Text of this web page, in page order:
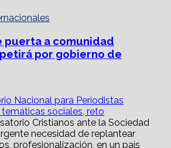
puerta a comunidad
por gobierno de
Nacional para Periodistas
sociales, reto